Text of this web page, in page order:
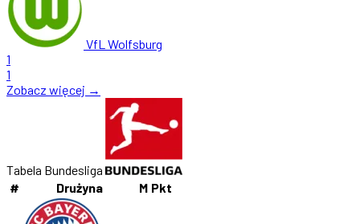
VfL Wolfsburg
1
1
Zobacz więcej →
Tabela Bundesliga
#
Drużyna M Pkt